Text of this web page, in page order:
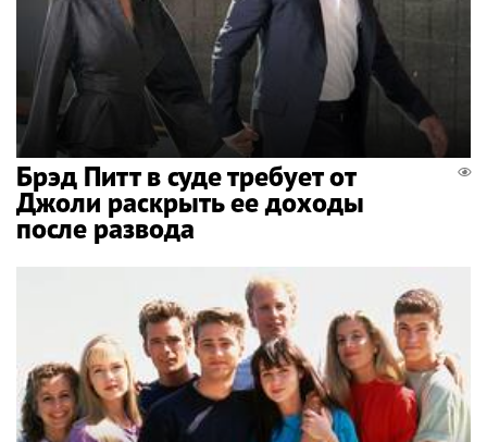
Брэд Питт в суде требует от
Джоли раскрыть ее доходы
после развода